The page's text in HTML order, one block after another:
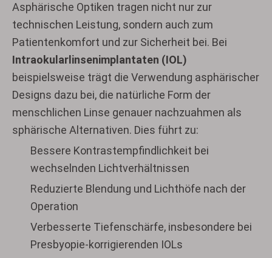
Asphärische Optiken tragen nicht nur zur
technischen Leistung, sondern auch zum
Patientenkomfort und zur Sicherheit bei. Bei
Intraokularlinsenimplantaten (IOL)
beispielsweise trägt die Verwendung asphärischer
Designs dazu bei, die natürliche Form der
menschlichen Linse genauer nachzuahmen als
sphärische Alternativen. Dies führt zu:
Bessere Kontrastempfindlichkeit bei
wechselnden Lichtverhältnissen
Reduzierte Blendung und Lichthöfe nach der
Operation
Verbesserte Tiefenschärfe, insbesondere bei
Presbyopie-korrigierenden IOLs